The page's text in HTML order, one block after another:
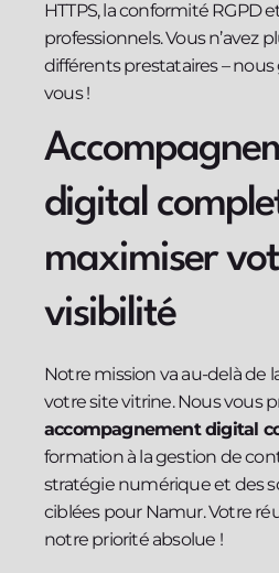
HTTPS, la conformité RGPD
professionnels. Vous n’avez
différents prestataires –
vous !
digital
maximiser
visibilité
Notre mission va au-delà de
votre site vitrine. Nous vous
accompagnement digital
formation à la gestion de
stratégie numérique et des
ciblées pour Namur. Votre
notre priorité absolue !